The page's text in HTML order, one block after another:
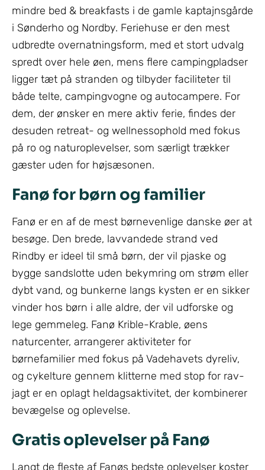
mindre bed & breakfasts i de gamle kaptajnsgårde
i Sønderho og Nordby. Feriehuse er den mest
udbredte overnatningsform, med et stort udvalg
spredt over hele øen, mens flere campingpladser
ligger tæt på stranden og tilbyder faciliteter til
både telte, campingvogne og autocampere. For
dem, der ønsker en mere aktiv ferie, findes der
desuden retreat- og wellnessophold med fokus
på ro og naturoplevelser, som særligt trækker
gæster uden for højsæsonen.
Fanø for børn og familier
Fanø er en af de mest børnevenlige danske øer at
besøge. Den brede, lavvandede strand ved
Rindby er ideel til små børn, der vil pjaske og
bygge sandslotte uden bekymring om strøm eller
dybt vand, og bunkerne langs kysten er en sikker
vinder hos børn i alle aldre, der vil udforske og
lege gemmeleg. Fanø Krible-Krable, øens
naturcenter, arrangerer aktiviteter for
børnefamilier med fokus på Vadehavets dyreliv,
og cykelture gennem klitterne med stop for rav-
jagt er en oplagt heldagsaktivitet, der kombinerer
bevægelse og oplevelse.
Gratis oplevelser på Fanø
Langt de fleste af Fanøs bedste oplevelser koster